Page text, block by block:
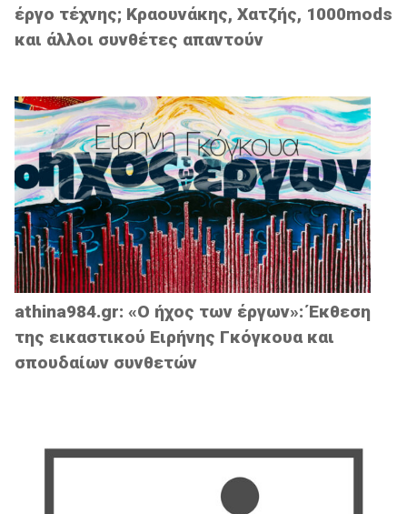
έργο τέχνης; Κραουνάκης, Χατζής, 1000mods
και άλλοι συνθέτες απαντούν
athina984.gr: «Ο ήχος των έργων»: Έκθεση
της εικαστικού Ειρήνης Γκόγκουα και
σπουδαίων συνθετών